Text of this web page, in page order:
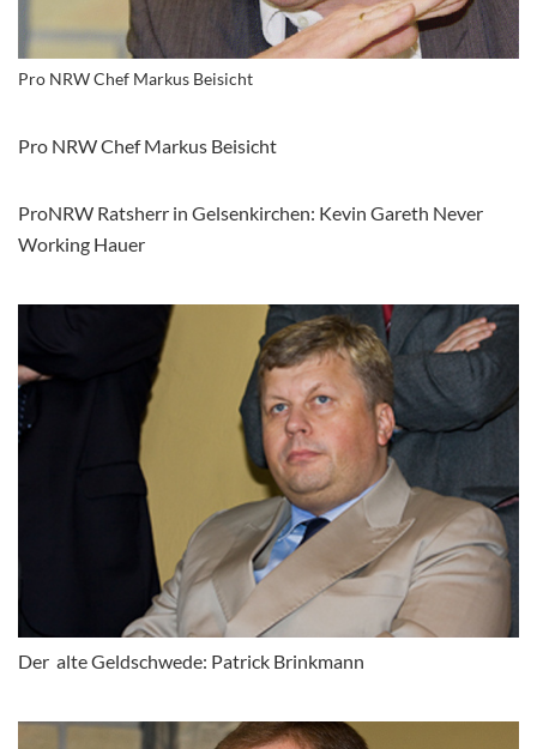
Pro NRW Chef Markus Beisicht
Pro NRW Chef Markus Beisicht
ProNRW Ratsherr in Gelsenkirchen: Kevin Gareth Never
Working Hauer
Der alte Geldschwede: Patrick Brinkmann